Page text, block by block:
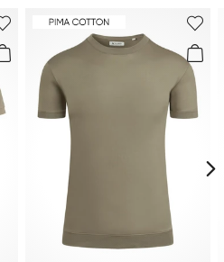
vindt u in het gedeelte